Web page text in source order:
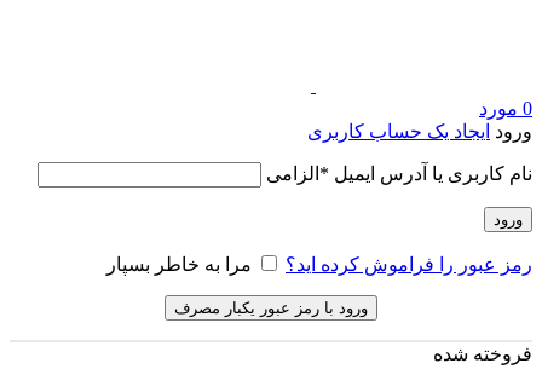
0 مورد
ورود ایجاد یک حساب کاربری
نام کاربری یا آدرس ایمیل * الزامی
ورود
رمز عبور را فراموش کرده اید؟ مرا به خاطر بسپار
ورود با رمز عبور یکبار مصرف
فروخته شده